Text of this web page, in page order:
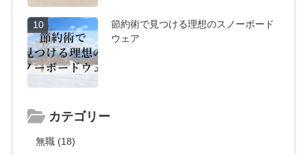
10
節約術で見つける理想のスノーボード
ウェア
カテゴリー
無職 (18)